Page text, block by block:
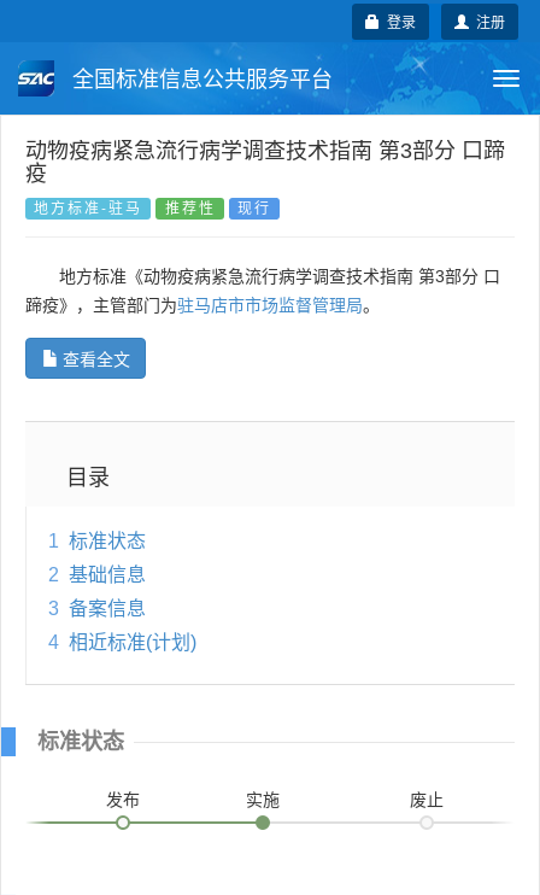
注册
登录
全国标准信息公共服务平台
国家标准 行业标准 地方标准
团体标准 企业标准
国外标准 技术委员会
动物疫病紧急流行病学调查技术指南 第3部分 口蹄
疫
地方标准-驻马 推荐性 现行
地方标准《动物疫病紧急流行病学调查技术指南 第3部分 口
蹄疫》，主管部门为驻马店市市场监督管理局。
查看全文
目录
1 标准状态
2 基础信息
3 备案信息
4 相近标准(计划)
标准状态
发布 实施 废止